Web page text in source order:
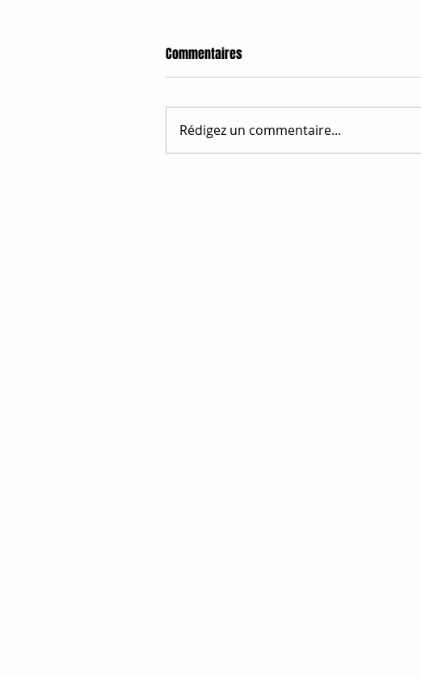
Commentaires
Rédigez un commentaire...